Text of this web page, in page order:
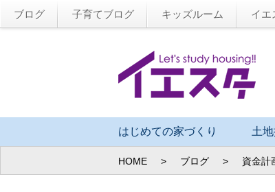
ブログ 子育てブログ キッズルーム イエ
はじめての家づくり 土
HOME > ブログ > 資金計